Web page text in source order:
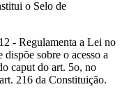
o Selo de
- Regulamenta a Lei no
sobre o acesso a
caput do art. 5o, no
216 da Constituição.